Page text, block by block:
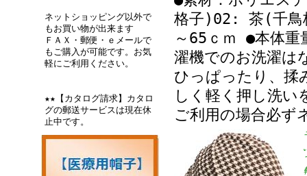
ネットショッピング以外で
もお買い物が出来ます
ＦＡＸ・郵便・ｅメールで
もご購入が可能です。お気
軽にご利用ください。
★★【カタログ請求】カタロ
グの郵送サービスは現在休
止中です。
格子)02: 茶(千鳥
～65ｃｍ ●本体
濯機でのお洗濯は
ひっぱったり、揉
しく軽く押し洗い
ご利用の場合必ず